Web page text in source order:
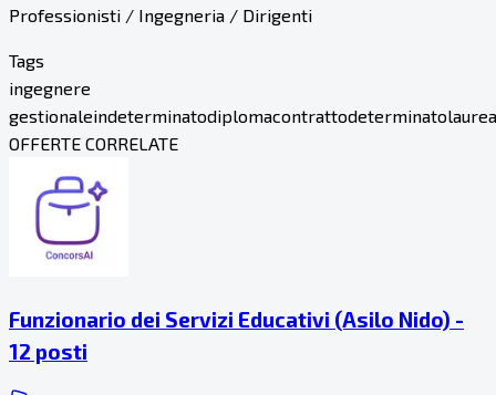
Professionisti / Ingegneria / Dirigenti
Tags
ingegnere
gestionaleindeterminatodiplomacontrattodeterminatolaurea
OFFERTE CORRELATE
Funzionario dei Servizi Educativi (Asilo Nido) -
12 posti